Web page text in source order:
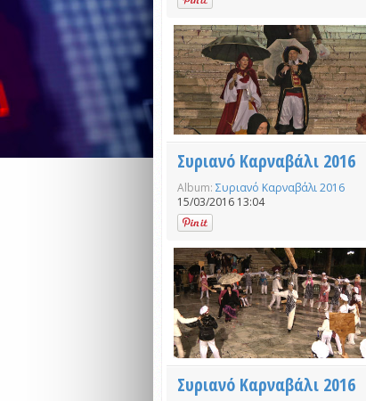
Συριανό Καρναβάλι 2016
Album: Συριανό Καρναβάλι 2016
15/03/2016 13:04
Συριανό Καρναβάλι 2016